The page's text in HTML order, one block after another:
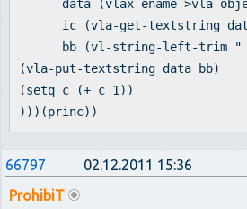
data (vlax-ename->vla-
ic (vla-get-textstring
bb (vl-string-left-trim "
(vla-put-textstring data bb)
(setq c (+ c 1))
)))(princ))
66797
02.12.2011 15:36
ProhibiT